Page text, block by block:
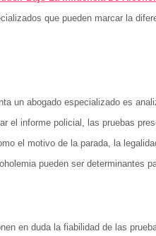
que pueden marcar la
un abogado especializado es
el informe policial, las pruebas
el motivo de la parada, la
pueden ser determinantes
en duda la fiabilidad de las